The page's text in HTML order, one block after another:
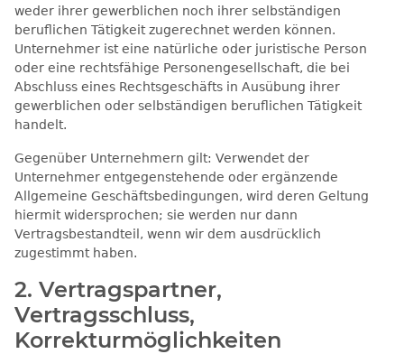
weder ihrer gewerblichen noch ihrer selbständigen
beruflichen Tätigkeit zugerechnet werden können.
Unternehmer ist eine natürliche oder juristische Person
oder eine rechtsfähige Personengesellschaft, die bei
Abschluss eines Rechtsgeschäfts in Ausübung ihrer
gewerblichen oder selbständigen beruflichen Tätigkeit
handelt.
Gegenüber Unternehmern gilt: Verwendet der
Unternehmer entgegenstehende oder ergänzende
Allgemeine Geschäftsbedingungen, wird deren Geltung
hiermit widersprochen; sie werden nur dann
Vertragsbestandteil, wenn wir dem ausdrücklich
zugestimmt haben.
2. Vertragspartner,
Vertragsschluss,
Korrekturmöglichkeiten